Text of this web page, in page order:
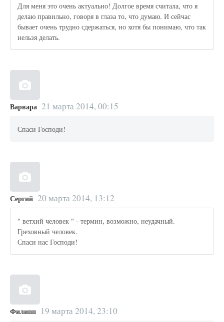
Для меня это очень актуально! Долгое время считала, что я
делаю правильно, говоря в глаза то, что думаю. И сейчас
бывает очень трудно сдержаться, но хотя бы понимаю, что так
нельзя делать.
Варвара 21 марта 2014, 00:15
Спаси Господи!
Сергий 20 марта 2014, 13:12
" ветхий человек " - термин, возможно, неудачный.
Греховный человек.
Спаси нас Господи!
Филипп 19 марта 2014, 23:10